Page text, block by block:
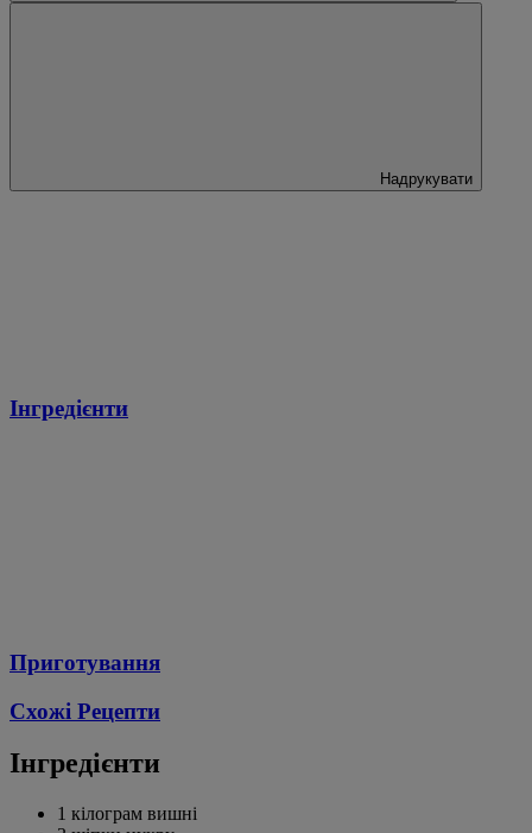
Надрукувати
Інгредієнти
Приготування
Схожі Рецепти
Інгредієнти
1 кілограм вишні